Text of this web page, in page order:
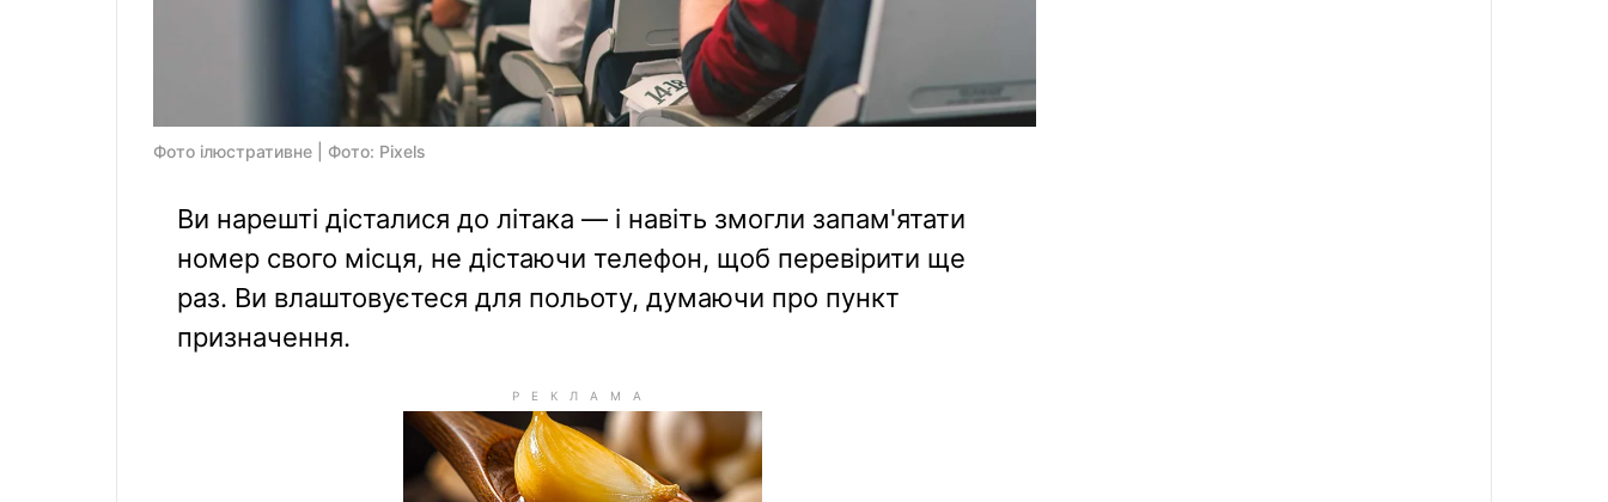
Фото ілюстративне | Фото: Pixels
Ви нарешті дісталися до літака — і навіть змогли запам'ятати
номер свого місця, не дістаючи телефон, щоб перевірити ще
раз. Ви влаштовуєтеся для польоту, думаючи про пункт
призначення.